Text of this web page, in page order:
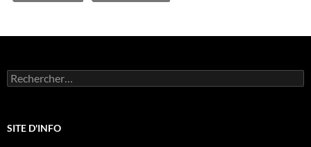
Rechercher :
SITE D'INFO